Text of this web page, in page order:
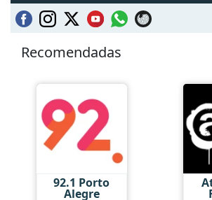
Recomendadas
92.1 Porto
Alegre